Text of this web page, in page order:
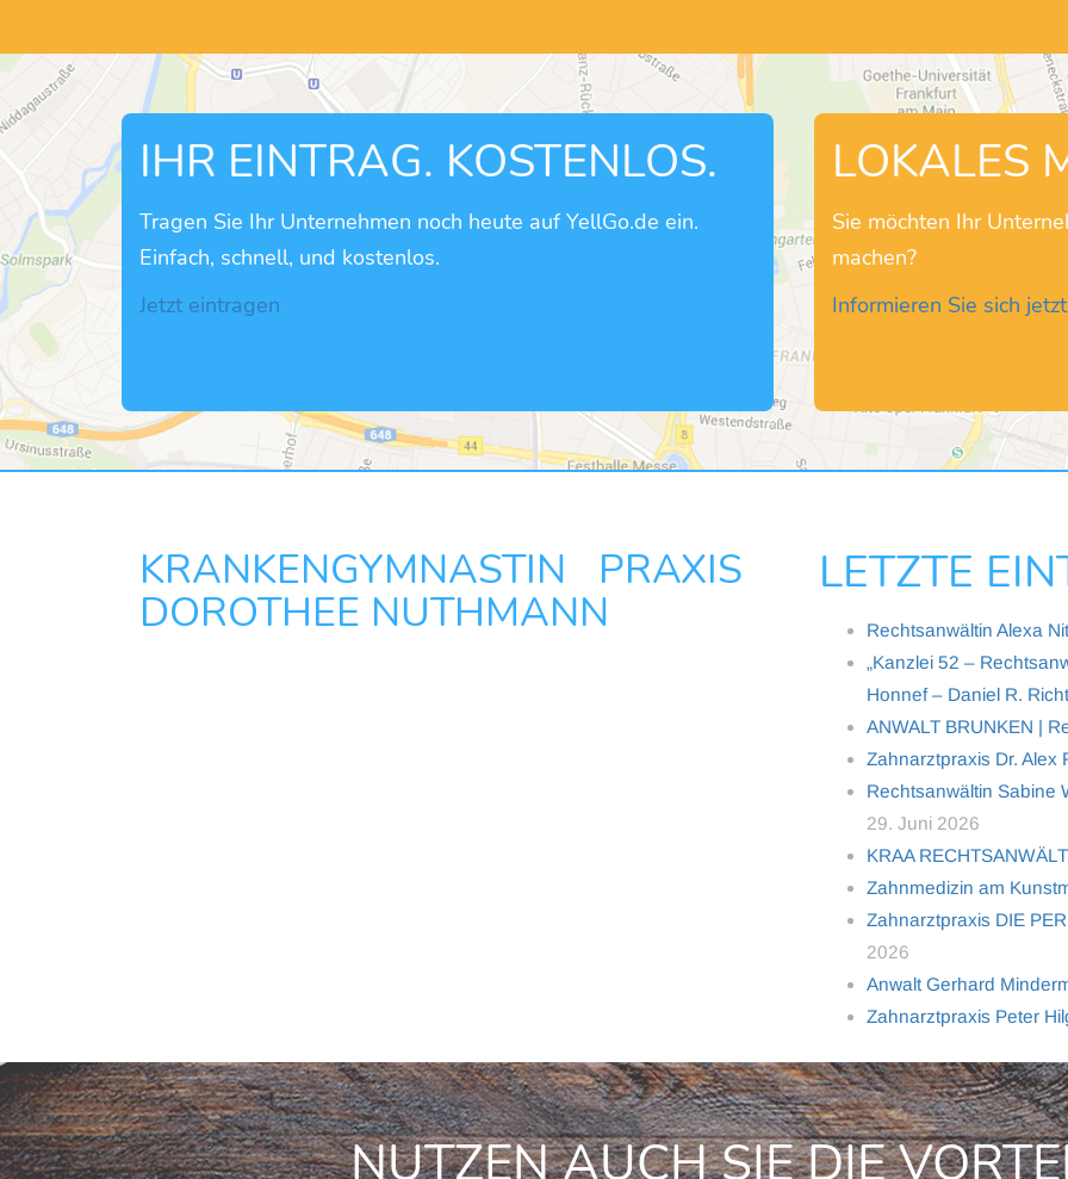
IHR EINTRAG. KOSTENLOS.
Tragen Sie Ihr Unternehmen noch heute auf YellGo.de ein.
Einfach, schnell, und kostenlos.
Jetzt eintragen
LOKALES
Sie möchten Ihr
machen?
Informieren Sie sich jetzt
KRANKENGYMNASTIN PRAXIS
DOROTHEE NUTHMANN
LETZTE
Rechtsanwältin Alexa
„Kanzlei 52 –
Honnef – Daniel R.
ANWALT BRUNKEN |
Zahnarztpraxis Dr. Alex
Rechtsanwältin Sabine
29. Juni 2026
KRAA
Zahnmedizin am
Zahnarztpraxis DIE
2026
Anwalt Gerhard
Zahnarztpraxis Peter
NUTZEN AUCH SIE DIE